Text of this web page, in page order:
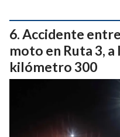
Accidente
moto en Ruta 3,
kilómetro 300